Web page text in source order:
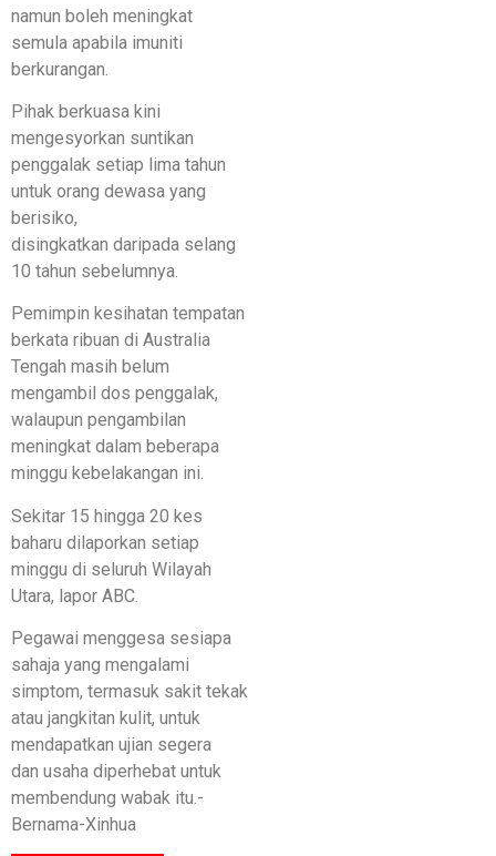
namun boleh meningkat
semula apabila imuniti
berkurangan.
Pihak berkuasa kini
mengesyorkan suntikan
penggalak setiap lima tahun
untuk orang dewasa yang
berisiko,
disingkatkan daripada selang
10 tahun sebelumnya.
Pemimpin kesihatan tempatan
berkata ribuan di Australia
Tengah masih belum
mengambil dos penggalak,
walaupun pengambilan
meningkat dalam beberapa
minggu kebelakangan ini.
Sekitar 15 hingga 20 kes
baharu dilaporkan setiap
minggu di seluruh Wilayah
Utara, lapor ABC.
Pegawai menggesa sesiapa
sahaja yang mengalami
simptom, termasuk sakit tekak
atau jangkitan kulit, untuk
mendapatkan ujian segera
dan usaha diperhebat untuk
membendung wabak itu.-
Bernama-Xinhua